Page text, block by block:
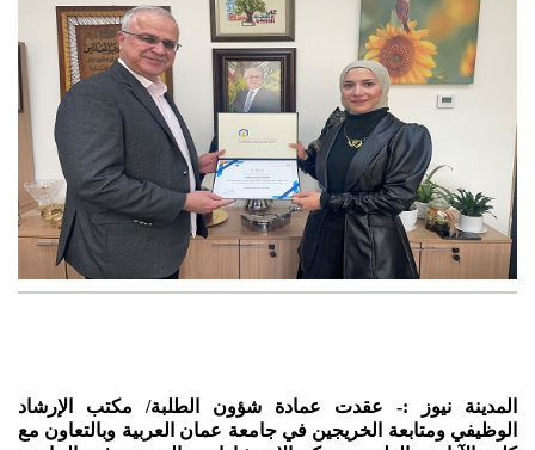
المدينة نيوز :- عقدت عمادة شؤون الطلبة/ مكتب الإرشاد
الوظيفي ومتابعة الخريجين في جامعة عمان العربية وبالتعاون مع